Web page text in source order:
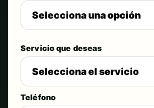
Servicio que deseas
Teléfono